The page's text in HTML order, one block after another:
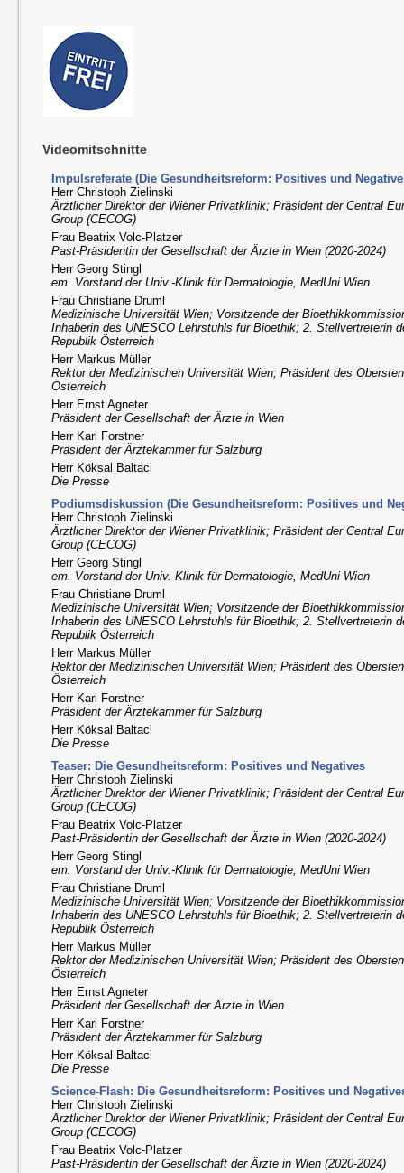
Videomitschnitte
Impulsreferate (Die Gesundheitsreform: Positives und
Herr Christoph Zielinski
Ärztlicher Direktor der Wiener Privatklinik; Präsident der Central
Group (CECOG)
Frau Beatrix Volc-Platzer
Past-Präsidentin der Gesellschaft der Ärzte in Wien (2020-2024)
Herr Georg Stingl
em. Vorstand der Univ.-Klinik für Dermatologie, MedUni Wien
Frau Christiane Druml
Medizinische Universität Wien; Vorsitzende der
Inhaberin des UNESCO Lehrstuhls für Bioethik; 2. Stellvertreterin
Republik Österreich
Herr Markus Müller
Rektor der Medizinischen Universität Wien; Präsident des
Österreich
Herr Ernst Agneter
Präsident der Gesellschaft der Ärzte in Wien
Herr Karl Forstner
Präsident der Ärztekammer für Salzburg
Herr Köksal Baltaci
Die Presse
Podiumsdiskussion (Die Gesundheitsreform: Positives und
Herr Christoph Zielinski
Ärztlicher Direktor der Wiener Privatklinik; Präsident der Central
Group (CECOG)
Herr Georg Stingl
em. Vorstand der Univ.-Klinik für Dermatologie, MedUni Wien
Frau Christiane Druml
Medizinische Universität Wien; Vorsitzende der
Inhaberin des UNESCO Lehrstuhls für Bioethik; 2. Stellvertreterin
Republik Österreich
Herr Markus Müller
Rektor der Medizinischen Universität Wien; Präsident des
Österreich
Herr Karl Forstner
Präsident der Ärztekammer für Salzburg
Herr Köksal Baltaci
Die Presse
Teaser: Die Gesundheitsreform: Positives und Negatives
Herr Christoph Zielinski
Ärztlicher Direktor der Wiener Privatklinik; Präsident der Central
Group (CECOG)
Frau Beatrix Volc-Platzer
Past-Präsidentin der Gesellschaft der Ärzte in Wien (2020-2024)
Herr Georg Stingl
em. Vorstand der Univ.-Klinik für Dermatologie, MedUni Wien
Frau Christiane Druml
Medizinische Universität Wien; Vorsitzende der
Inhaberin des UNESCO Lehrstuhls für Bioethik; 2. Stellvertreterin
Republik Österreich
Herr Markus Müller
Rektor der Medizinischen Universität Wien; Präsident des
Österreich
Herr Ernst Agneter
Präsident der Gesellschaft der Ärzte in Wien
Herr Karl Forstner
Präsident der Ärztekammer für Salzburg
Herr Köksal Baltaci
Die Presse
Science-Flash: Die Gesundheitsreform: Positives und
Herr Christoph Zielinski
Ärztlicher Direktor der Wiener Privatklinik; Präsident der Central
Group (CECOG)
Frau Beatrix Volc-Platzer
Past-Präsidentin der Gesellschaft der Ärzte in Wien (2020-2024)